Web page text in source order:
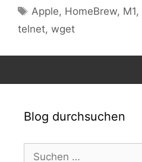
Schlagwörter
Apple, HomeBrew, M1,
telnet, wget
Blog durchsuchen